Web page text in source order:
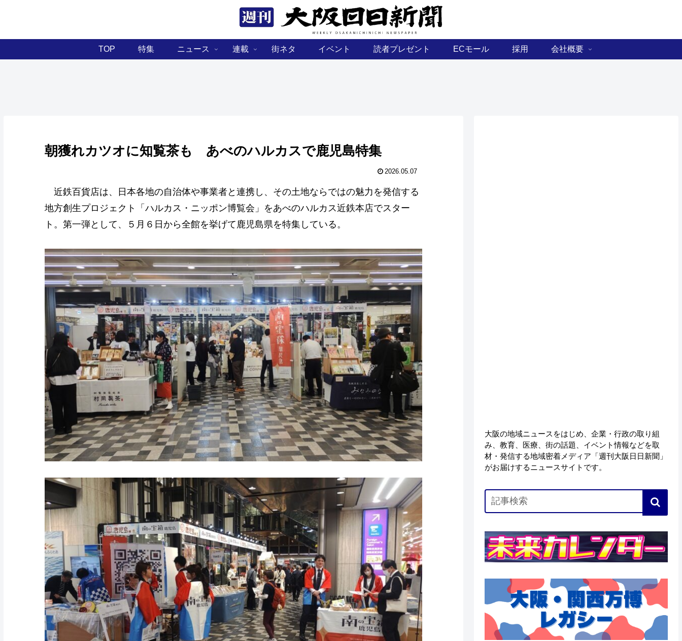
TOP 特集 ニュース 連載 街ネタ イベント 読者プレゼント ECモール 採用 会社概要
朝獲れカツオに知覧茶も あべのハルカスで鹿児島特集
2026.05.07
近鉄百貨店は、日本各地の自治体や事業者と連携し、その土地ならではの魅力を発信する
地方創生プロジェクト「ハルカス・ニッポン博覧会」をあべのハルカス近鉄本店でスター
ト。第一弾として、５月６日から全館を挙げて鹿児島県を特集している。
大阪の地域ニュースをはじめ、企業・行政の取り組
み、教育、医療、街の話題、イベント情報などを取
材・発信する地域密着メディア「週刊大阪日日新聞」
がお届けするニュースサイトです。